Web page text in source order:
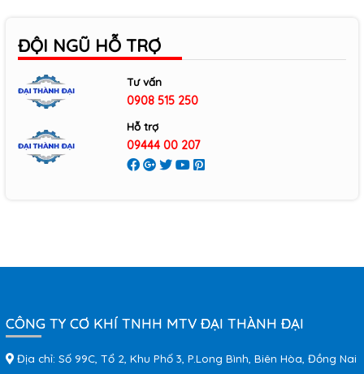
ĐỘI NGŨ HỖ TRỢ
Tư vấn
0908 515 250
Hỗ trợ
09444 00 207
CÔNG TY CƠ KHÍ TNHH MTV ĐẠI THÀNH ĐẠI
Địa chỉ: Số 99C, Tổ 2, Khu Phố 3, P.Long Bình, Biên Hòa, Đồng Nai